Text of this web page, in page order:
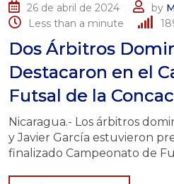
26 de abril de 2024 by
Less than a minute
Dos Árbitros
Destacaron en el
Futsal de la
Nicaragua.- Los árbitros
y Javier García estuvieron
finalizado Campeonato de